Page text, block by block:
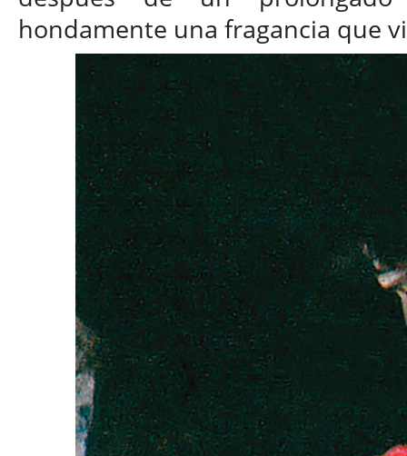
hondamente una fragancia que